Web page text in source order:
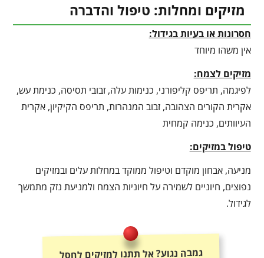
מזיקים ומחלות: טיפול והדברה
חסרונות או בעיות בגידול:
אין משהו מיוחד
מזיקים לצמח:
לפיגמה, תריפס קליפורני, כנימות עלה, זבובי תסיסה, כנימת עש,
אקרית הקורים הצהובה, זבוב המנהרות, תריפס הקיקיון, אקרית
העיוותים, כנימה קמחית
טיפול במזיקים:
מניעה, אבחון מוקדם וטיפול ממוקד במחלות עלים ובמזיקים
נפוצים, חיוניים לשמירה על חיוניות הצמח ולמניעת נזק מתמשך
לגידול.
גמבה נגוע? אל תתנו למזיקים לחסל